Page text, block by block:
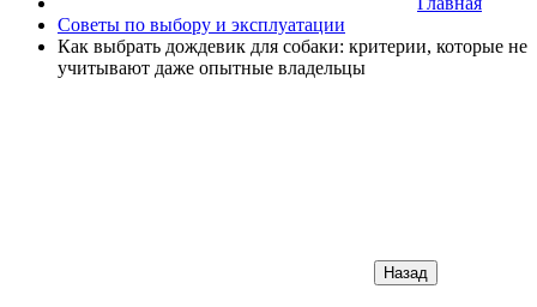
Советы по выбору и эксплуатации
Как выбрать дождевик для собаки: критерии, которые не
учитывают даже опытные владельцы
Назад